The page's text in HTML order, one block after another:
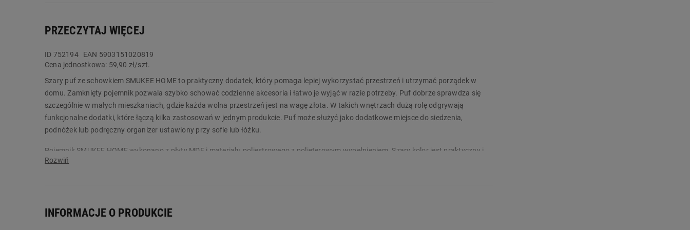
PRZECZYTAJ WIĘCEJ
ID 752194
EAN 5903151020819
Cena jednostkowa: 59,90 zł/szt.
Szary puf ze schowkiem SMUKEE HOME to praktyczny dodatek, który pomaga lepiej wykorzystać przestrzeń i utrzymać porządek w
domu. Zamknięty pojemnik pozwala szybko schować codzienne akcesoria i łatwo je wyjąć w razie potrzeby. Puf dobrze sprawdza się
szczególnie w małych mieszkaniach, gdzie każda wolna przestrzeń jest na wagę złota. W takich wnętrzach dużą rolę odgrywają
funkcjonalne dodatki, które łączą kilka zastosowań w jednym produkcie. Puf może służyć jako dodatkowe miejsce do siedzenia,
podnóżek lub podręczny organizer ustawiony przy sofie lub łóżku.
Pojemnik SMUKEE HOME wykonano z płyty MDF i materiału poliestrowego z polieterowym wypełnieniem. Szary kolor jest praktyczny i
uniwersalny, dlatego łatwo dopasować go do różnych aranżacji wnętrz. Miękkie wykończenie zwiększa komfort użytkowania, a stabilna
Główne cechy:
INFORMACJE O PRODUKCIE